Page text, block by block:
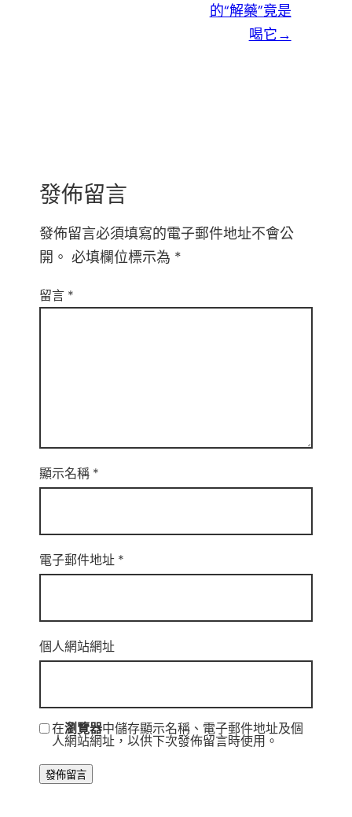
的“解藥”竟是
喝它→
發佈留言
發佈留言必須填寫的電子郵件地址不會公
開。 必填欄位標示為 *
留言 *
顯示名稱 *
電子郵件地址 *
個人網站網址
在瀏覽器中儲存顯示名稱、電子郵件地址及個
人網站網址，以供下次發佈留言時使用。